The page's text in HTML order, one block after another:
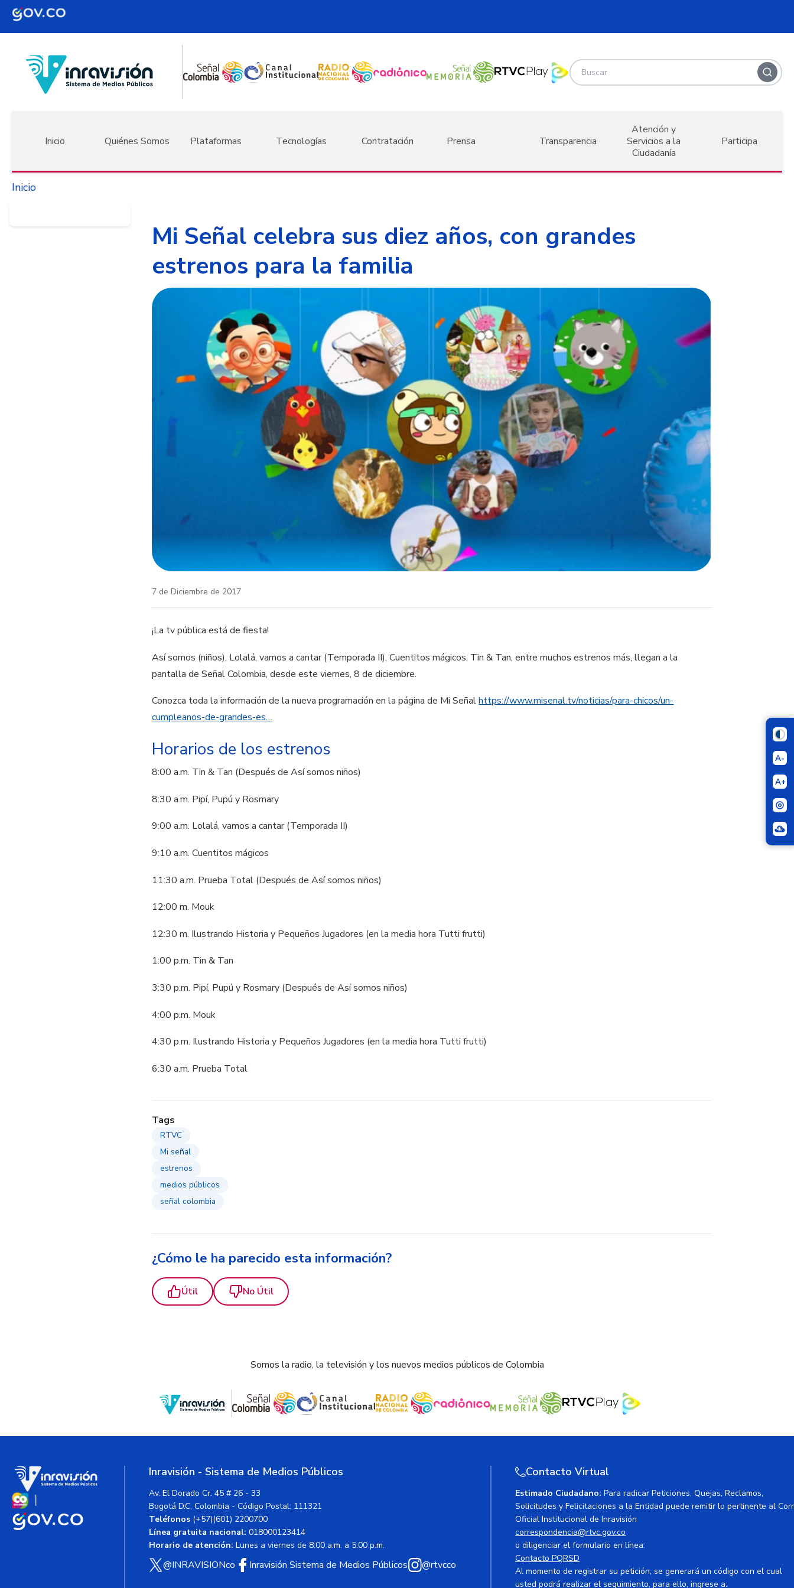
Pasar al contenido principal
Inicio Quiénes Somos Plataformas Tecnologías Contratación Prensa Transparencia
Atención y
Servicios a la
Ciudadanía
Participa
A-
A+
Inicio
Mi Señal celebra sus diez años, con grandes
estrenos para la familia
7 de Diciembre de 2017
¡La tv pública está de fiesta!
Así somos (niños), Lolalá, vamos a cantar (Temporada II), Cuentitos mágicos, Tin & Tan, entre muchos estrenos más, llegan a la
pantalla de Señal Colombia, desde este viernes, 8 de diciembre.
Conozca toda la información de la nueva programación en la página de Mi Señalhttps://www.misenal.tv/noticias/para-chicos/un-
cumpleanos-de-grandes-es…
Horarios de los estrenos
8:00 a.m. Tin & Tan (Después de Así somos niños)
8:30 a.m. Pipí, Pupú y Rosmary
9:00 a.m. Lolalá, vamos a cantar (Temporada II)
9:10 a.m. Cuentitos mágicos
11:30 a.m. Prueba Total (Después de Así somos niños)
12:00 m. Mouk
12:30 m. Ilustrando Historia y Pequeños Jugadores (en la media hora Tutti frutti)
1:00 p.m. Tin & Tan
3:30 p.m. Pipí, Pupú y Rosmary (Después de Así somos niños)
4:00 p.m. Mouk
4:30 p.m. Ilustrando Historia y Pequeños Jugadores (en la media hora Tutti frutti)
6:30 a.m. Prueba Total
Tags
RTVC
Mi señal
estrenos
medios públicos
señal colombia
¿Cómo le ha parecido esta información?
Útil No Útil
Somos la radio, la televisión y los nuevos medios públicos de Colombia
Inravisión - Sistema de Medios Públicos
Av. El Dorado Cr. 45 # 26 - 33
Bogotá D.C, Colombia - Código Postal: 111321
Teléfonos (+57)(601) 2200700
Línea gratuita nacional: 018000123414
Horario de atención: Lunes a viernes de 8:00 a.m. a 5:00 p.m.
@INRAVISIONco Inravisión Sistema de Medios Públicos @rtvcco
Contacto Virtual
Estimado Ciudadano: Para radicar Peticiones, Quejas, Reclamos,
Solicitudes y Felicitaciones a la Entidad puede remitir lo pertinente al
Oficial Institucional de Inravisión
correspondencia@rtvc.gov.co
o diligenciar el formulario en línea:
Contacto PQRSD
Al momento de registrar su petición, se generará un código con el cual
usted podrá realizar el seguimiento, para ello, ingrese a: